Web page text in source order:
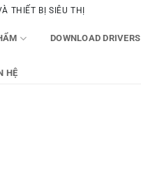
THIẾT BỊ SIÊU THỊ
DOWNLOAD DRIVERS
HỆ